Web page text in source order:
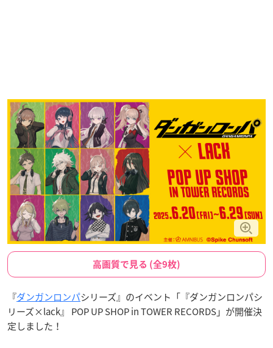
高画質で見る (全9枚)
『ダンガンロンパシリーズ』のイベント「『ダンガンロンパシ
リーズ×lack』 POP UP SHOP in TOWER RECORDS」が開催決
定しました！